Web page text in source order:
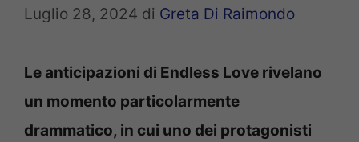
Luglio 28, 2024 di Greta Di Raimondo
Le anticipazioni di Endless Love rivelano
un momento particolarmente
drammatico, in cui uno dei protagonisti